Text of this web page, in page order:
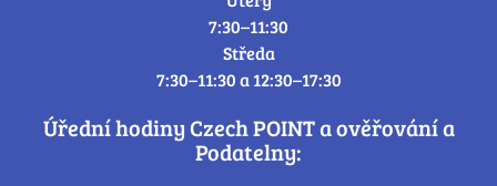
7:30–11:30
Středa
7:30–11:30 a 12:30–17:30
Úřední hodiny Czech POINT a ověřování a
Podatelny: